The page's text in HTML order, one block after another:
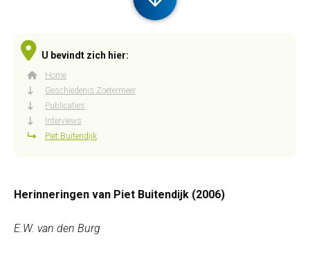
U bevindt zich hier:
Home
Geschiedenis Zoetermeer
Publicaties
Interviews
Piet Buitendijk
Herinneringen van Piet Buitendijk (2006)
E.W. van den Burg